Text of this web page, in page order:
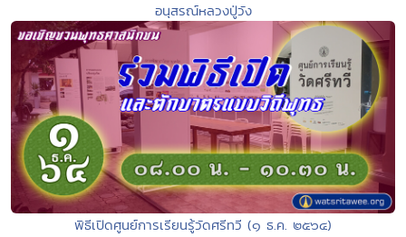
อนุสรณ์หลวงปู่วัง
พิธีเปิดศูนย์การเรียนรู้วัดศรีทวี (๑ ธ.ค. ๒๕๖๔)